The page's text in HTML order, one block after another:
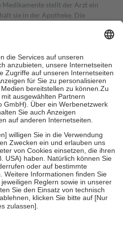
stellt der Arzt ein
sie in der Apotheke. Die
einen Teil davon als Zuzahlung
Zuzahlungen in Höhe von zehn
jedochfünf Euround
nie mehr als die tatsächlichen
auch für Online-Apotheken.
Krankenpflege beträgt die
sowie zehn Euro je
für ihre eigene Gesundheit zu
der Familie zu unterstützen,
zum vollendeten 18. Lebensjahr
und Früherkennung, die von der